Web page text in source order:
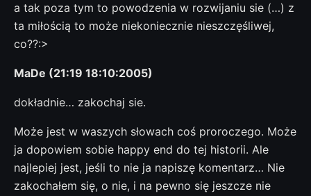
a tak poza tym to powodzenia w rozwijaniu sie (…) z
ta miłością to może niekoniecznie nieszczęśliwej,
co??:>
MaDe (21:19 18:10:2005)
dokładnie… zakochaj sie.
Może jest w waszych słowach coś proroczego. Może
ja dopowiem sobie happy end do tej historii. Ale
najlepiej jest, jeśli to nie ja napiszę komentarz… Nie
zakochałem się, o nie, i na pewno się jeszcze nie